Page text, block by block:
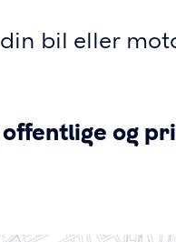
bil eller
og